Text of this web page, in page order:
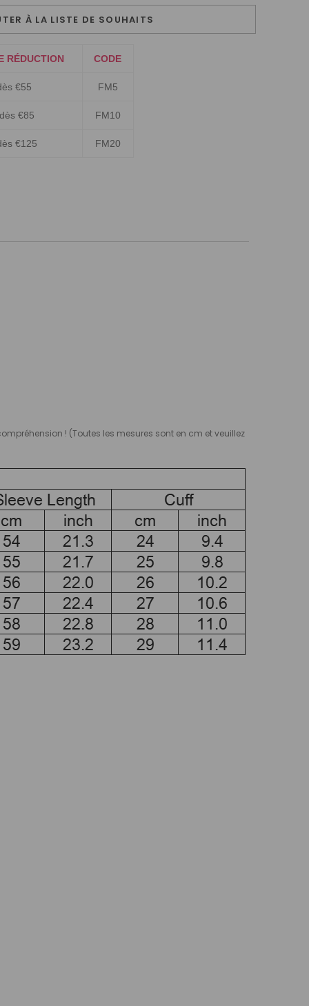
À LA LISTE DE SOUHAITS
RÉDUCTION CODE
€55 FM5
€85 FM10
€125 FM20
! (Toutes les mesures sont en cm et veuillez